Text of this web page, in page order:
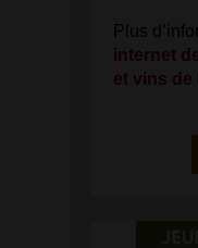
Plus
internet
et vins